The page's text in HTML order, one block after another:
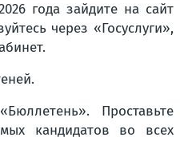
года зайдите на сайт
через «Госуслуги»,
Проставьте
кандидатов во всех